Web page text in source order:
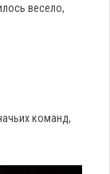
весело,
команд,